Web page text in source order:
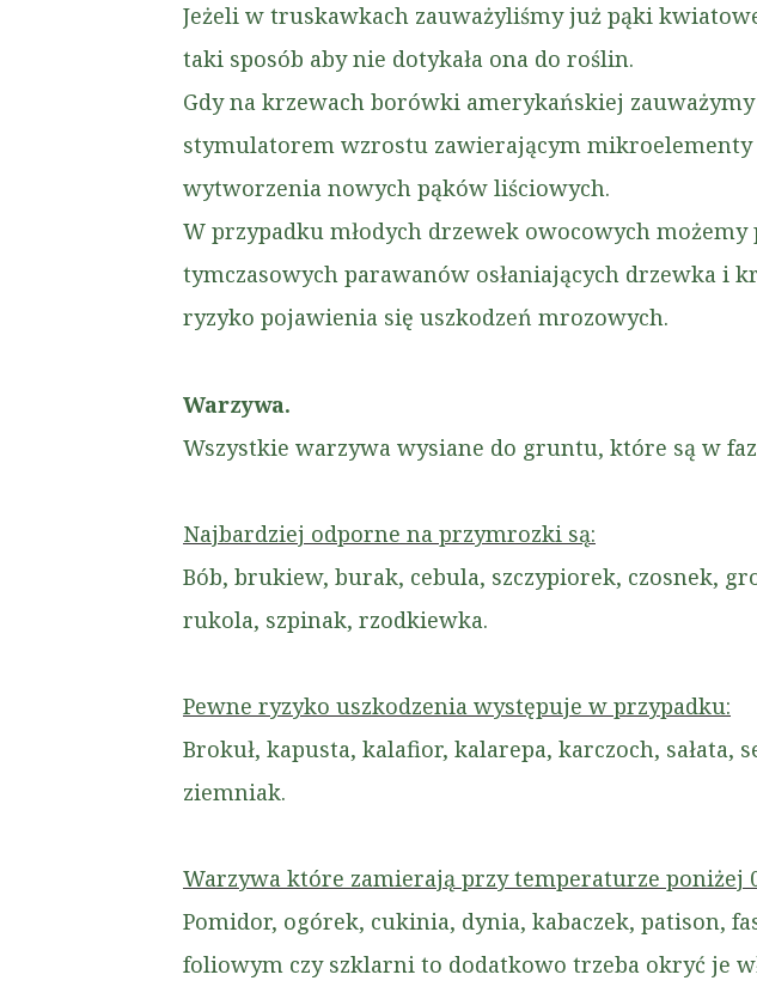
Jeżeli w truskawkach zauważyliśmy już pąki
taki sposób aby nie dotykała ona do roślin.
Gdy na krzewach borówki amerykańskiej
stymulatorem wzrostu zawierającym mikroelementy
wytworzenia nowych pąków liściowych.
W przypadku młodych drzewek owocowych
tymczasowych parawanów osłaniających drzewka i
ryzyko pojawienia się uszkodzeń mrozowych.
Warzywa.
Wszystkie warzywa wysiane do gruntu, które są w
Najbardziej odporne na przymrozki są:
Bób, brukiew, burak, cebula, szczypiorek, czosnek,
rukola, szpinak, rzodkiewka.
Pewne ryzyko uszkodzenia występuje w przypadku:
Brokuł, kapusta, kalafior, kalarepa, karczoch,
ziemniak.
Warzywa które zamierają przy temperaturze poniżej
Pomidor, ogórek, cukinia, dynia, kabaczek, patison,
foliowym czy szklarni to dodatkowo trzeba okryć je